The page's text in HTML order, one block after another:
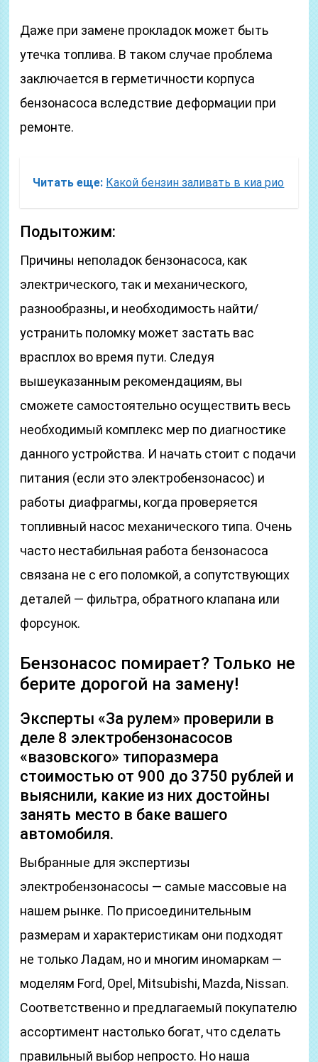
Даже при замене прокладок может быть
утечка топлива. В таком случае проблема
заключается в герметичности корпуса
бензонасоса вследствие деформации при
ремонте.
Читать еще: Какой бензин заливать в киа рио
Подытожим:
Причины неполадок бензонасоса, как
электрического, так и механического,
разнообразны, и необходимость найти/
устранить поломку может застать вас
врасплох во время пути. Следуя
вышеуказанным рекомендациям, вы
сможете самостоятельно осуществить весь
необходимый комплекс мер по диагностике
данного устройства. И начать стоит с подачи
питания (если это электробензонасос) и
работы диафрагмы, когда проверяется
топливный насос механического типа. Очень
часто нестабильная работа бензонасоса
связана не с его поломкой, а сопутствующих
деталей — фильтра, обратного клапана или
форсунок.
Бензонасос помирает? Только не
берите дорогой на замену!
Эксперты «За рулем» проверили в
деле 8 электробензонасосов
«вазовского» типоразмера
стоимостью от 900 до 3750 рублей и
выяснили, какие из них достойны
занять место в баке вашего
автомобиля.
Выбранные для экспертизы
электробензонасосы — самые массовые на
нашем рынке. По присоединительным
размерам и характеристикам они подходят
не только Ладам, но и многим иномаркам —
моделям Ford, Opel, Mitsubishi, Mazda, Nissan.
Соответственно и предлагаемый покупателю
ассортимент настолько богат, что сделать
правильный выбор непросто. Но наша